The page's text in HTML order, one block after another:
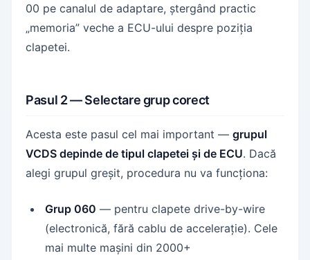
00 pe canalul de adaptare, ștergând practic
„memoria” veche a ECU-ului despre poziția
clapetei.
Pasul 2 — Selectare grup corect
Acesta este pasul cel mai important — grupul
VCDS depinde de tipul clapetei și de ECU. Dacă
alegi grupul greșit, procedura nu va funcționa:
Grup 060 — pentru clapete drive-by-wire
(electronică, fără cablu de accelerație). Cele
mai multe mașini din 2000+